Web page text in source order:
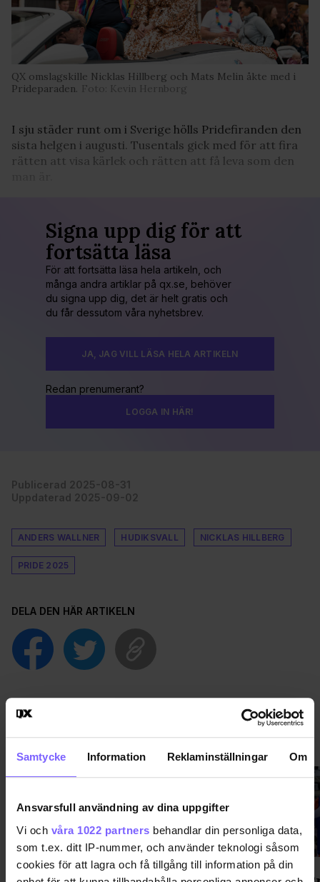
Samtycke Information Reklaminställningar Om
Ansvarsfull användning av dina uppgifter
Vi och våra 1022 partners behandlar din personliga data,
som t.ex. ditt IP-nummer, och använder teknologi såsom
cookies för att lagra och få tillgång till information på din
QX omslagskille Nicklas Hillberg och Mats Melin åkte med i
Prideparaden. Foto: Kevin Hernborg
I sju städer runt om i Sverige hölls Pridefiranden den
sista helgen i augusti. Tusentals gick med för att fira
rätten att visa kärlek och rätten att få leva som den
Signa upp dig för att
fortsätta läsa
För att fortsätta läsa hela artikeln, och
många andra artiklar på qx.se, behöver
du signa upp dig, det är helt gratis och
du får dessutom våra nyhetsbrev.
JA, JAG VILL LÄSA HELA ARTIKELN
Redan prenumerant?
LOGGA IN HÄR!
Publicerad 2025-08-31
Uppdaterad 2025-09-02
ANDERS WALLNER HUDIKSVALL NICKLAS HILLBERG
PRIDE 2025
DELA DEN HÄR ARTIKELN
PRIDE VISA MER PRIDE